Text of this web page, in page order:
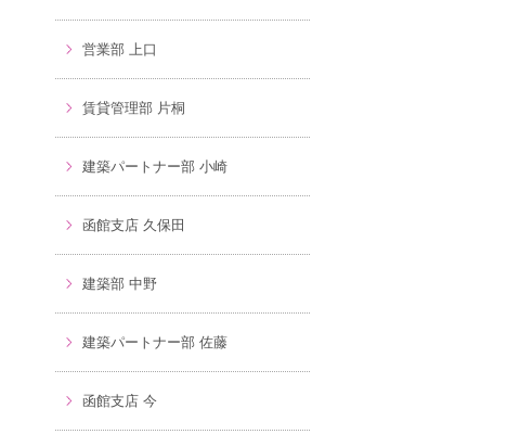
営業部 上口
賃貸管理部 片桐
建築パートナー部 小崎
函館支店 久保田
建築部 中野
建築パートナー部 佐藤
函館支店 今